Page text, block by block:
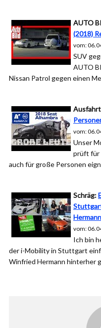
AUTO
(2018)
vom:
SUV
AUTO
Nissan Patrol gegen einen
vom:
Unser
prüft für
auch für große Personen
Schräg:
vom:
Ich bin
der i-Mobility in Stuttgart
Winfried Hermann hinterher